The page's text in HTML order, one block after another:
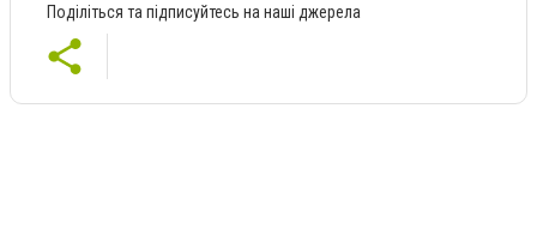
Поділіться та підписуйтесь на наші джерела